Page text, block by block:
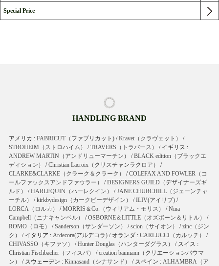
Special Price
HANDLING BRAND
アメリカ : FABRICUT（ファブリカット)/Kravet（クラヴェット）
/
STROHEIM（ストロハイム）
/TRAVERS（トラバース）
/ イギリス :
ANDREW MARTIN（アンドリューマーチン）
/BLACK edition（ブラックエ
ディション）
/Christian Lacroix（クリスチャンラクロア）
/
CLARKE&CLARKE（クラーク＆クラーク）
/COLEFAX AND FOWLER（コ
ールファックスアンドファウラー）
/DESIGNERS GUILD（デザイナーズギ
ルド）
/HARLEQUIN（ハーレクイン） /JANE CHURCHILL（ジェーンチャ
ーチル）
/kirkbydesign（カークビーデザイン） /ILIV(アイリブ)/
LORCA（ロルカ）
/MORRIS＆Co.（ウィリアム・モリス） /Nina
Campbell（ニナキャンベル）
/OSBORNE＆LITTLE（オズボーン＆リトル）
/
ROMO（ロモ）
/Sanderson（サンダーソン） /scion（サイオン） /zinc（ジン
ク）
/ イタリア : Ardecora(アルデコラ)/ オランダ : CARLUCCI（カルッチ）
/
CHIVASSO（キファソ）
/Hunter Douglas（ハンターダグラス）
/ スイス :
Christian Fischbacher（フィスバ）
/creation baumann（クリエーションバウマ
ン）
/ スウェーデン : Kinnasand（シナサンド） / スペイン : ALHAMBRA（ア